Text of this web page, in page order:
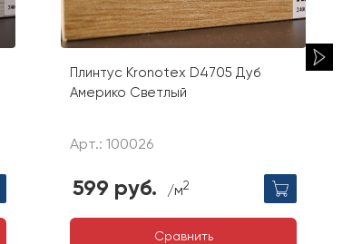
Плинтус Kronotex D4705 Дуб
Америко Светлый
Арт.: 100026
599 руб. /м2
Сравнить